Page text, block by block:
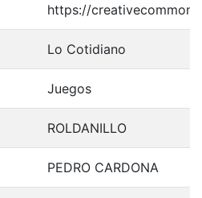
https://
Lo Cotidiano
Juegos
ROLDANILLO
PEDRO CARDONA